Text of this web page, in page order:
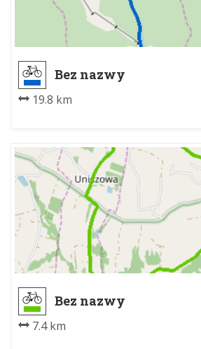
Bez nazwy
19.8 km
Bez nazwy
7.4 km